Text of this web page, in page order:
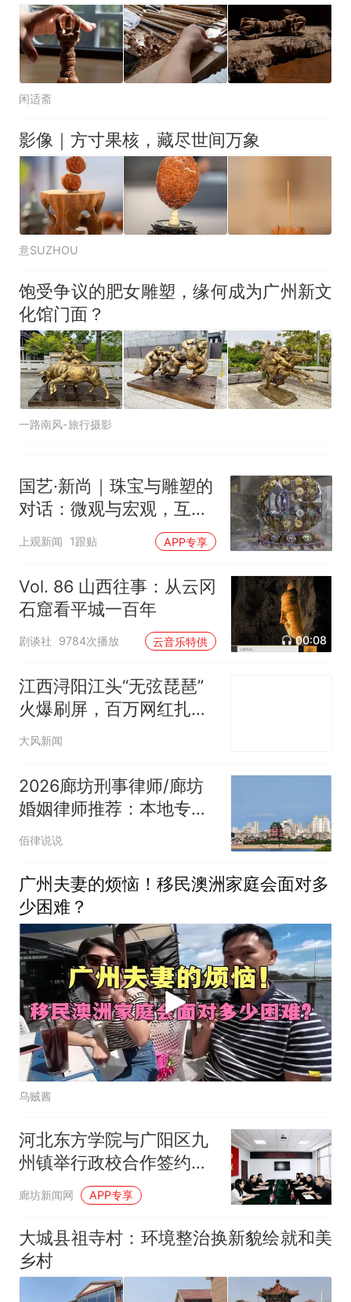
闲适斋
影像｜方寸果核，藏尽世间万象
意SUZHOU
饱受争议的肥女雕塑，缘何成为广州新文
化馆门面？
一路南风-旅行摄影
国艺·新尚｜珠宝与雕塑的
对话：微观与宏观，互为
镜像
上观新闻 1跟贴 APP专享
Vol. 86 山西往事：从云冈
石窟看平城一百年
剧谈社 9784次播放 云音乐特供 00:08
江西浔阳江头“无弦琵琶”
火爆刷屏，百万网红扎堆
打卡，网友喊话“把罗懿请
大风新闻
2026廊坊刑事律师/廊坊
婚姻律师推荐：本地专业
律师选择参考名单
佰律说说
广州夫妻的烦恼！移民澳洲家庭会面对多
少困难？
乌贼酱
河北东方学院与广阳区九
州镇举行政校合作签约仪
式
廊坊新闻网 APP专享
大城县祖寺村：环境整治换新貌绘就和美
乡村